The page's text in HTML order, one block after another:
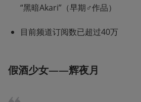
“黑暗Akari”（早期♂作品）
目前频道订阅数已超过40万
假酒少女——辉夜月